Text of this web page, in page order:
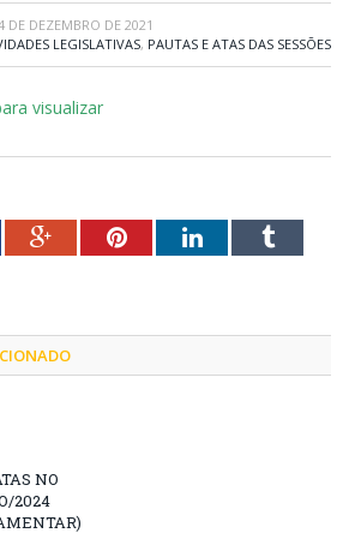
DE DEZEMBRO DE 2021
LEGISLATIVAS, PAUTAS E ATAS DAS SESSÕES
visualizar
Google+PinterestLinkedInTumblr
NO
2024